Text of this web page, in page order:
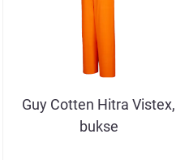
Guy Cotten Hitra Vistex,
bukse